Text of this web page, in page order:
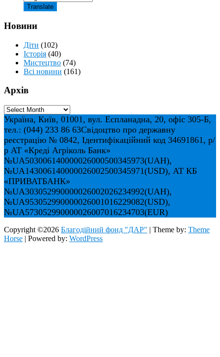
Новини
Діти (102)
Історія (40)
Мистецтво (74)
Всі новини (161)
Архів
Архів
Україна, Київ, 01001, вул. Еспланадна, 20, офіс 305-Б,
тел.: (044) 233 86 63Свідоцтво про державну
реєстрацію № 0842, Ідентифікаційний код 34691861, р/
р АТ «Креді Агріколь Банк»
№UA503006140000026000500345973(UAH),
№UA143006140000026002500345971(USD), АТ КБ
«ПРИВАТБАНК»
№UA303052990000026002026234992(UAH),
№UA953052990000026001016229082(USD),
№UA573052990000026007016234703(EUR)
Copyright ©2026 Благодійний фонд "ДАР" | Theme by: Theme
Horse | Powered by: WordPress